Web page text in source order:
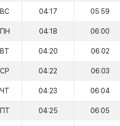
ВС 04:17 05:59
ПН 04:18 06:00
ВТ 04:20 06:02
СР 04:22 06:03
ЧТ 04:23 06:04
ПТ 04:25 06:05